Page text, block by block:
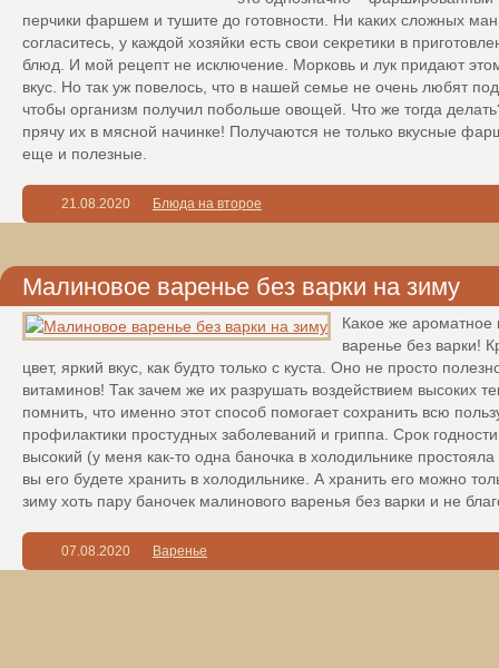
перчики фаршем и тушите до готовности. Ни каких сложных
согласитесь, у каждой хозяйки есть свои секретики в
блюд. И мой рецепт не исключение. Морковь и лук придают
вкус. Но так уж повелось, что в нашей семье не очень любят
чтобы организм получил побольше овощей. Что же тогда
прячу их в мясной начинке! Получаются не только вкусные
еще и полезные.
21.08.2020 Блюда на второе
Малиновое варенье без варки на зиму
Какое же ароматное
варенье без варки!
цвет, яркий вкус, как будто только с куста. Оно не просто
витаминов! Так зачем же их разрушать воздействием высоких
помнить, что именно этот способ помогает сохранить всю
профилактики простудных заболеваний и гриппа. Срок
высокий (у меня как-то одна баночка в холодильнике
вы его будете хранить в холодильнике. А хранить его можно
зиму хоть пару баночек малинового варенья без варки и не
07.08.2020 Варенье